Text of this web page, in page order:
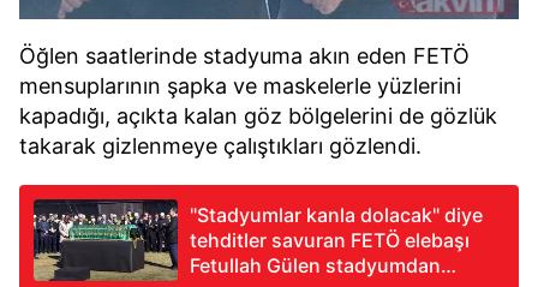
Sizlere daha iyi bir hizmet sunabilmek için İnternet
Sitemizde kendimize ve üçüncü kişilere ait çerezler
kullanılmaktadır. Bu çerezler vasıtasıyla çeşitli kişisel
verileriniz işlenmekte olup gerekli olan çerezler bilgi
toplumu hizmetlerinin sunulması amacıyla
kullanılmaktadır. Diğer çerezler, sitemizin daha işlevsel
kılınması ve kişiselleştirilmesi ve sizlere yönelik
reklam/pazarlama faaliyetlerinin yapılması, amaçlarıyla
sınırlı olarak açık rızanız dahilinde kullanılacaktır.
Öğlen saatlerinde stadyuma akın eden FETÖ
mensuplarının şapka ve maskelerle yüzlerini
kapadığı, açıkta kalan göz bölgelerini de gözlük
takarak gizlenmeye çalıştıkları gözlendi.
"Stadyumlar kanla dolacak" diye
tehditler savuran FETÖ elebaşı
Fetullah Gülen stadyumdan